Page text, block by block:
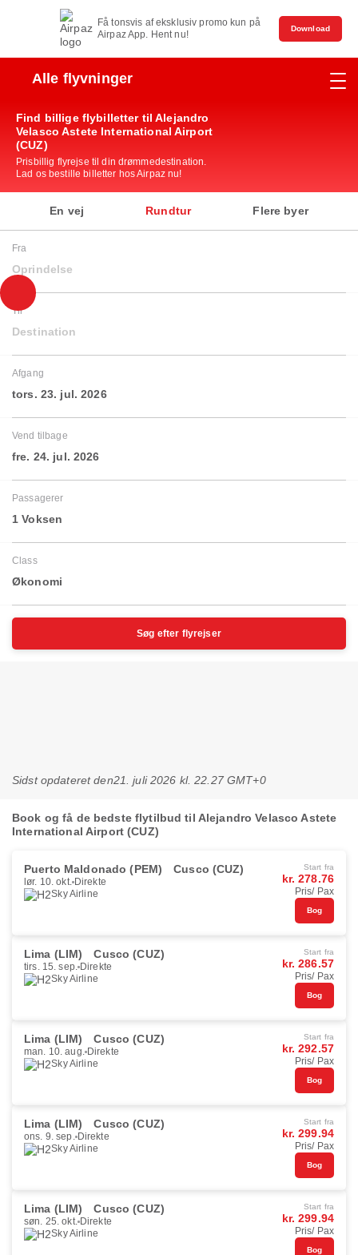
Få tonsvis af eksklusiv promo kun på
Airpaz App. Hent nu!
Download
Alle flyvninger
Find billige flybilletter til Alejandro
Velasco Astete International Airport
(CUZ)
Prisbillig flyrejse til din drømmedestination.
Lad os bestille billetter hos Airpaz nu!
En vej Rundtur Flere byer
Fra
Oprindelse
Til
Destination
Afgang
tors. 23. jul. 2026
Vend tilbage
fre. 24. jul. 2026
Passagerer
1 Voksen
Class
Økonomi
Søg efter flyrejser
Sidst opdateret den21. juli 2026 kl. 22.27 GMT+0
Book og få de bedste flytilbud til Alejandro Velasco Astete
International Airport (CUZ)
Puerto Maldonado (PEM) Cusco (CUZ)
lør. 10. okt. Direkte
Sky Airline
Start fra
kr. 278.76
Pris/ Pax
Bog
Lima (LIM) Cusco (CUZ)
tirs. 15. sep. Direkte
Sky Airline
Start fra
kr. 286.57
Pris/ Pax
Bog
Lima (LIM) Cusco (CUZ)
man. 10. aug. Direkte
Sky Airline
Start fra
kr. 292.57
Pris/ Pax
Bog
Lima (LIM) Cusco (CUZ)
ons. 9. sep. Direkte
Sky Airline
Start fra
kr. 299.94
Pris/ Pax
Bog
Lima (LIM) Cusco (CUZ)
søn. 25. okt. Direkte
Sky Airline
Start fra
kr. 299.94
Pris/ Pax
Bog